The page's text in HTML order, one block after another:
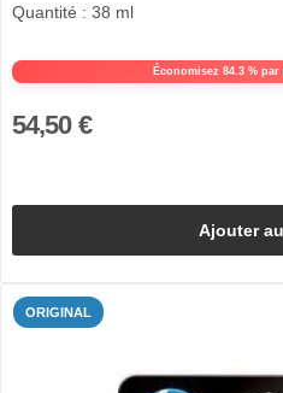
Économisez 84.3 %
Quantité : 38 ml
54,50 €
Ajouter
ORIGINAL